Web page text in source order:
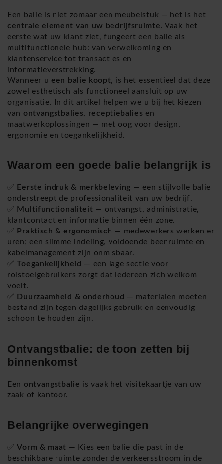
Een balie is niet zomaar een meubelstuk — het is het
centrale element van uw bedrijfsruimte. Vaak het
eerste wat uw klant ziet, fungeert een balie als
multifunctionele hub: van verwelkoming en
klantenservice tot transacties en
informatieverstrekking.
Wanneer u een balie koopt, is het essentieel dat deze
zowel esthetisch als functioneel aansluit op uw
organisatie. In dit artikel helpen we u bij het kiezen
van ontvangstbalies, receptiebalies en
maatwerkoplossingen — met oog voor design,
ergonomie en toegankelijkheid.
Waarom een goede balie belangrijk is
✅ Eerste indruk & merkbeleving — een stijlvolle balie
onderstreept de professionaliteit van uw bedrijf.
✅ Multifunctionaliteit — ontvangst, administratie,
klantcontact en informatie binnen één zone.
✅ Praktisch & ergonomisch — medewerkers werken er
uren; een slimme indeling, voldoende beenruimte en
kabelmanagement zijn onmisbaar.
✅Toegankelijkheid — een lage sectie voor
rolstoelgebruikers zorgt dat iedereen zich welkom
voelt.
✅ Duurzaamheid & onderhoud — materialen moeten
bestand zijn tegen dagelijks gebruik en eenvoudig
schoon te houden zijn.
Ontvangstbalie: de toon zetten bij
binnenkomst
Een ontvangstbalie is vaak het visitekaartje van uw
zaak of kantoor.
Belangrijke overwegingen
✅Vorm & maat — Kies een balie die past in de
beschikbare ruimte zonder de verkeersstroom in de